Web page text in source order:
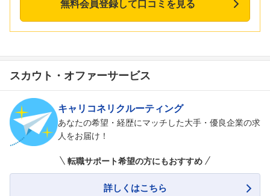
無料会員登録して口コミを見る
スカウト・オファーサービス
キャリコネリクルーティング
あなたの希望・経歴にマッチした大手・優良企業の求
人をお届け！
転職サポート希望の方にもおすすめ
詳しくはこちら